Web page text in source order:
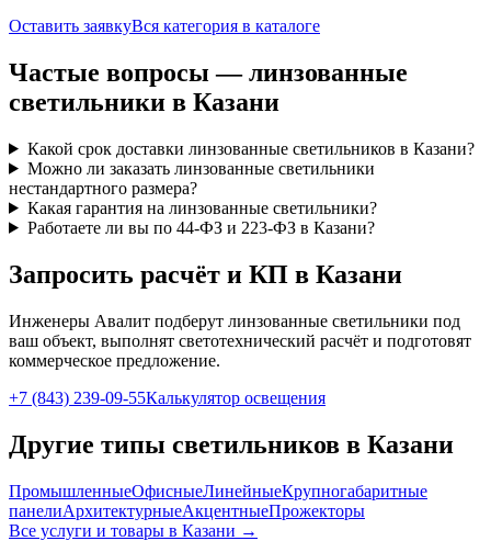
Оставить заявкуВся категория в каталоге
Частые вопросы —линзованные
светильники в Казани
Какой срок доставки линзованные светильников в Казани?
Можно ли заказать линзованные светильники
нестандартного размера?
Какая гарантия на линзованные светильники?
Работаете ли вы по 44-ФЗ и 223-ФЗ в Казани?
Запросить расчёт и КП в Казани
Инженеры Авалит подберут линзованные светильники под
ваш объект, выполнят светотехнический расчёт и подготовят
коммерческое предложение.
+7 (843) 239-09-55Калькулятор освещения
Другие типы светильников в Казани
ПромышленныеОфисныеЛинейныеКрупногабаритные
панелиАрхитектурныеАкцентныеПрожекторы
Все услуги и товары в Казани →